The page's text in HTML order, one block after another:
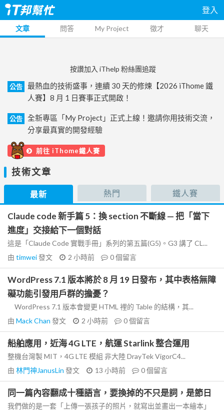
登入
文章 問答 My Project 徵才 聊天
按讚加入 iThelp 粉絲團追蹤
公告
最熱血的技術盛事，連續 30 天的修煉【2026 iThome 鐵
人賽】8 月 1 日賽事正式開啟！
公告
全新專區「My Project」正式上線！邀請你用技術交流，
分享最真實的開發經驗
前往 iThome鐵人賽
技術文章
最新 熱門 鐵人賽
Claude code 新手篇 5：換 section 不斷線 — 把「當下
進度」交接給下一個對話
這是「Claude Code 實戰手冊」系列的第五篇(G5)。G3 講了 CL...
由 timwei發文 2 小時前 0個留言
WordPress 7.1 版本將於 8 月 19 日發布，其中表格無障
礙功能引發用戶群的擔憂？
WordPress 7.1 版本會變更 HTML 裡的 Table 的結構，其...
由 Mack Chan 發文 2 小時前 0個留言
船舶應用，近海 4G LTE，航運 Starlink 整合運用
整機台灣製 MIT，4G LTE 模組 非大陸 DrayTek VigorC4...
由 林門神JanusLin 發文 13 小時前 0個留言
同一篇內容翻成十種語言，要換掉的不只是詞，是節日
我們做的是一套「上傳一張孩子的照片，就寫出並畫出一本繪本」